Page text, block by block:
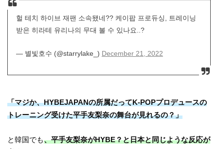
헐 테치 하이브 재팬 소속됐네?? 케이팝 프로듀싱, 트레이닝
받은 히라테 유리나의 무대 볼 수 있나요..?
— 별빛호수 (@starrylake_) December 21, 2022
「マジか、HYBEJAPANの所属だってK-POPプロデュースの
トレーニング受けた平手友梨奈の舞台が見れるの？」
と韓国でも、平手友梨奈がHYBE？と日本と同じような反応が